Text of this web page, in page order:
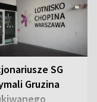
SG
Gruzina